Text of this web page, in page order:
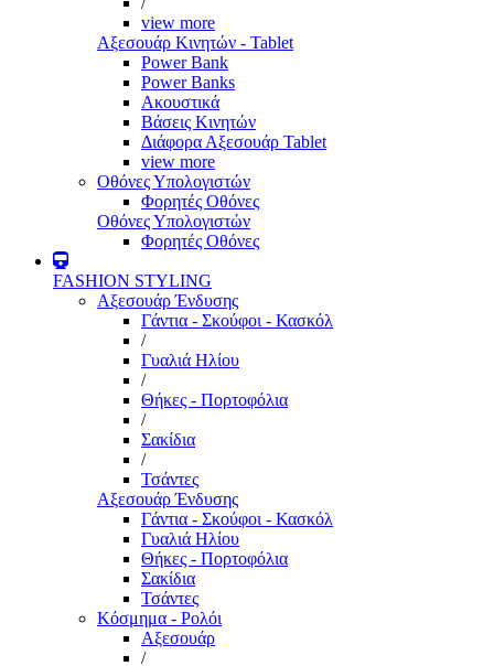
view more
Αξεσουάρ Κινητών - Tablet
Power Bank
Power Banks
Ακουστικά
Βάσεις Κινητών
Διάφορα Αξεσουάρ Tablet
view more
Οθόνες Υπολογιστών
Φορητές Οθόνες
Οθόνες Υπολογιστών
Φορητές Οθόνες
FASHION STYLING
Αξεσουάρ Ένδυσης
Γάντια - Σκούφοι - Κασκόλ
/
Γυαλιά Ηλίου
/
Θήκες - Πορτοφόλια
/
Σακίδια
/
Τσάντες
Αξεσουάρ Ένδυσης
Γάντια - Σκούφοι - Κασκόλ
Γυαλιά Ηλίου
Θήκες - Πορτοφόλια
Σακίδια
Τσάντες
Κόσμημα - Ρολόι
Αξεσουάρ
/